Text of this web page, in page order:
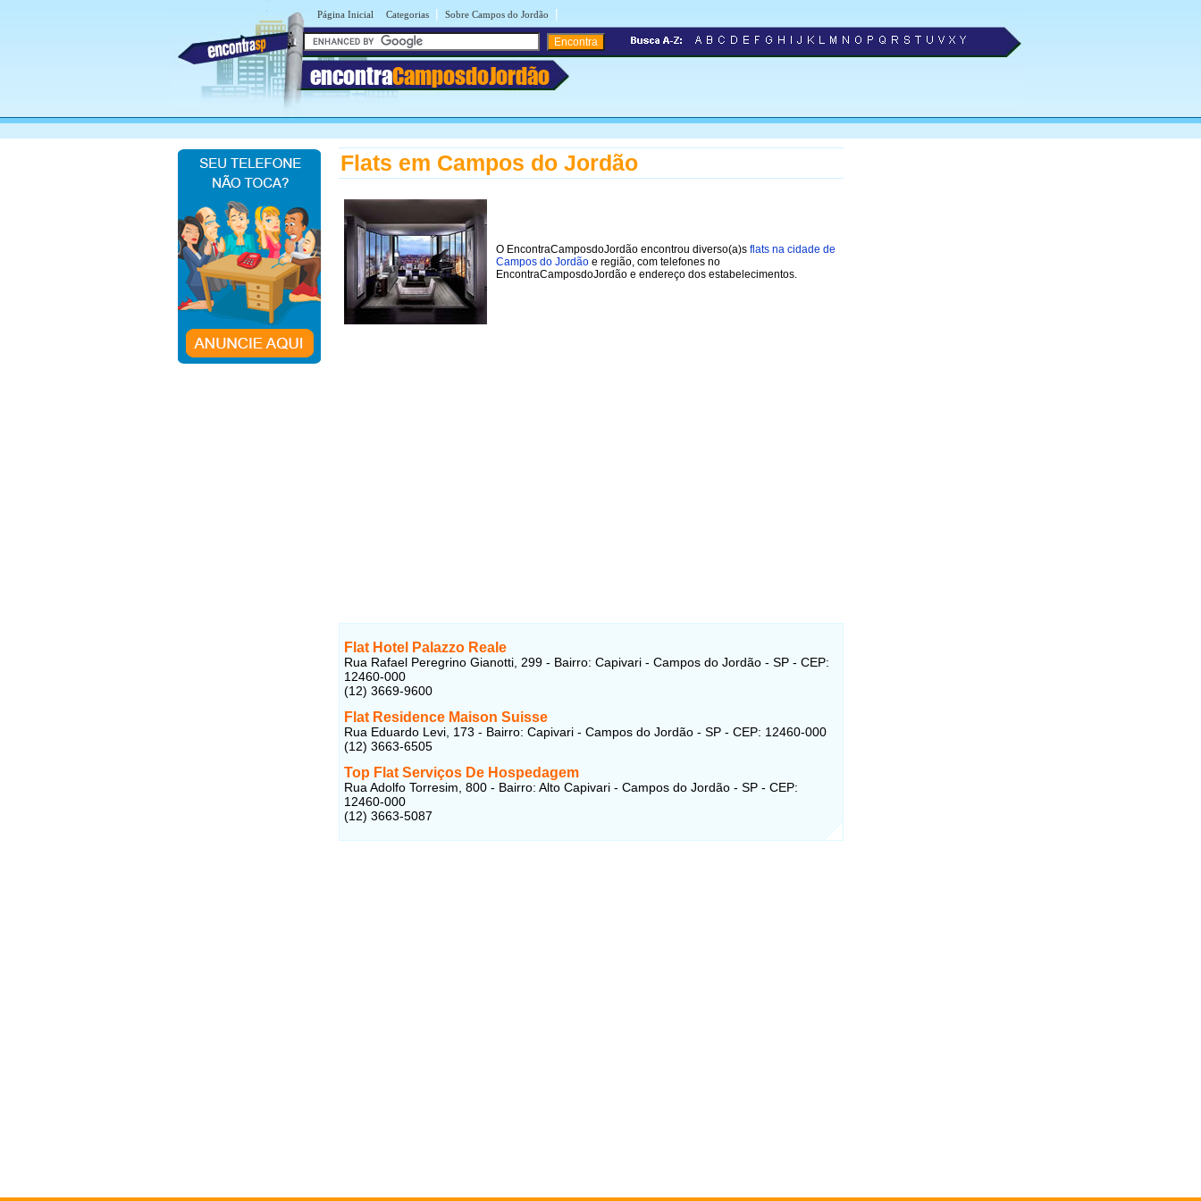
Página Inicial Categorias | Sobre Campos do Jordão |
encontraCamposdoJordão
Flats em Campos do Jordão
O EncontraCamposdoJordão encontrou diverso(a)s flats na cidade de
Campos do Jordão e região, com telefones no
EncontraCamposdoJordão e endereço dos estabelecimentos.
Flat Hotel Palazzo Reale
Rua Rafael Peregrino Gianotti, 299 - Bairro: Capivari - Campos do Jordão - SP - CEP:
12460-000
(12) 3669-9600
Flat Residence Maison Suisse
Rua Eduardo Levi, 173 - Bairro: Capivari - Campos do Jordão - SP - CEP: 12460-000
(12) 3663-6505
Top Flat Serviços De Hospedagem
Rua Adolfo Torresim, 800 - Bairro: Alto Capivari - Campos do Jordão - SP - CEP:
12460-000
(12) 3663-5087